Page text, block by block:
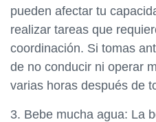
pueden afectar tu
realizar tareas que
coordinación. Si tomas
de no conducir ni operar
varias horas después de
3. Bebe mucha agua: La